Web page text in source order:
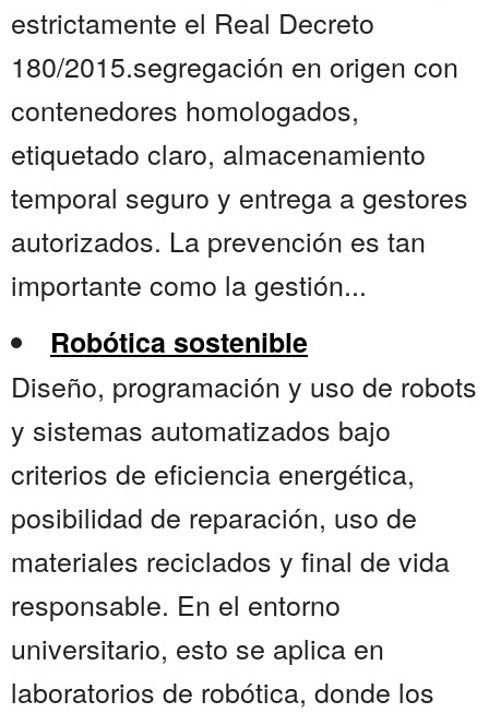
estrictamente el Real Decreto
180/2015.segregación en origen con
contenedores homologados,
etiquetado claro, almacenamiento
temporal seguro y entrega a gestores
autorizados. La prevención es tan
importante como la gestión...
Robótica sostenible
Diseño, programación y uso de robots
y sistemas automatizados bajo
criterios de eficiencia energética,
posibilidad de reparación, uso de
materiales reciclados y final de vida
responsable. En el entorno
universitario, esto se aplica en
laboratorios de robótica, donde los